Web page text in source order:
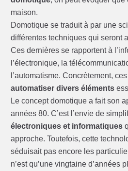
maison.
Domotique se traduit à par une
différentes techniques qui seront
Ces dernières se rapportent à
l’électronique, la
l’automatisme. Concrètement,
automatiser divers éléments
Le concept domotique a fait son
années 80. C’est l’envie de
électroniques et informatiques
approche. Toutefois, cette
séduisait pas encore les
n’est qu’une vingtaine d’années